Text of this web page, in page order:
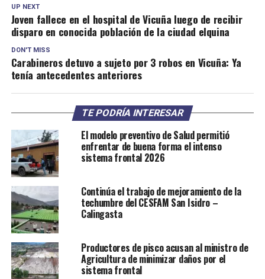
UP NEXT
Joven fallece en el hospital de Vicuña luego de recibir
disparo en conocida población de la ciudad elquina
DON'T MISS
Carabineros detuvo a sujeto por 3 robos en Vicuña: Ya
tenía antecedentes anteriores
TE PODRÍA INTERESAR
El modelo preventivo de Salud permitió
enfrentar de buena forma el intenso
sistema frontal 2026
Continúa el trabajo de mejoramiento de la
techumbre del CESFAM San Isidro –
Calingasta
Productores de pisco acusan al ministro de
Agricultura de minimizar daños por el
sistema frontal